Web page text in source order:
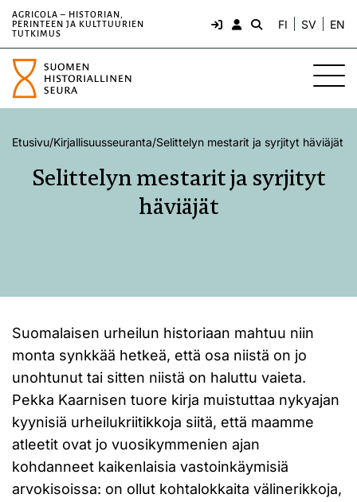
AGRICOLA – HISTORIAN,
PERINTEEN JA KULTTUURIEN
TUTKIMUS
FI SV EN
Etusivu/Kirjallisuusseuranta/Selittelyn mestarit ja syrjityt häviäjät
Selittelyn mestarit ja syrjityt
häviäjät
Suomalaisen urheilun historiaan mahtuu niin
monta synkkää hetkeä, että osa niistä on jo
unohtunut tai sitten niistä on haluttu vaieta.
Pekka Kaarnisen tuore kirja muistuttaa nykyajan
kyynisiä urheilukriitikkoja siitä, että maamme
atleetit ovat jo vuosikymmenien ajan
kohdanneet kaikenlaisia vastoinkäymisiä
arvokisoissa: on ollut kohtalokkaita välinerikkoja,